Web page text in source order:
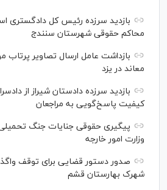
بازدید سرزده رئیس کل دادگستری
محاکم حقوقی شهرستان سنندج
بازداشت عامل ارسال تصاویر
معاند در یزد
بازدید سرزده دادستان شیراز از
کیفیت پاسخ‌گویی به مراجعان
پیگیری حقوقی جنایات جنگ
وزارت امور خارجه
شهرک بهارستان قشم